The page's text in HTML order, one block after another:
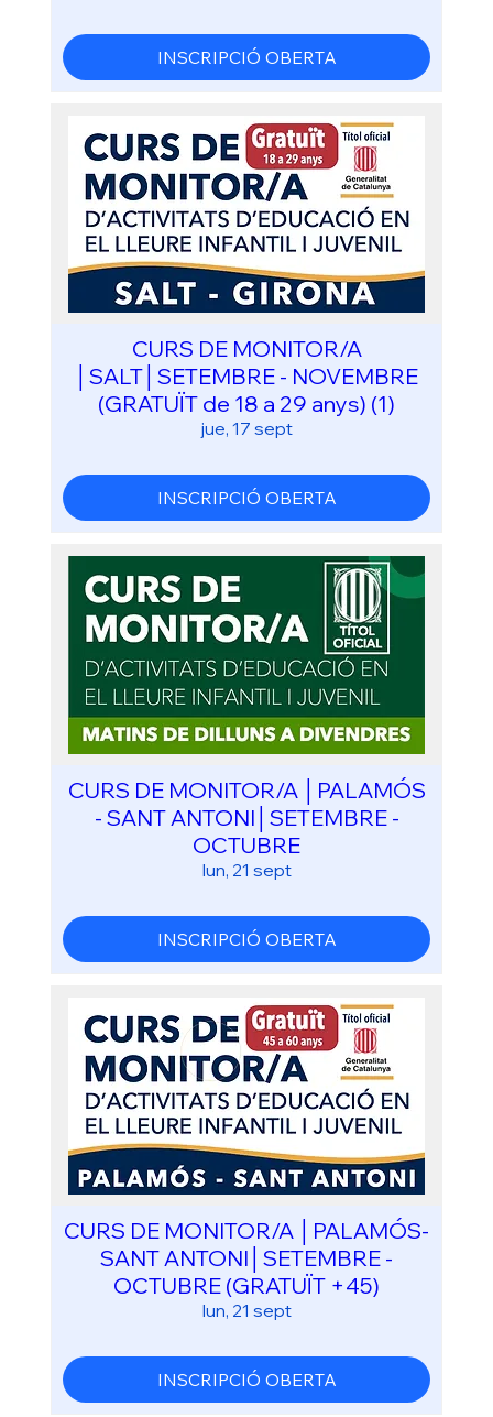
INSCRIPCIÓ OBERTA
CURS DE MONITOR/A
│SALT│SETEMBRE - NOVEMBRE
(GRATUÏT de 18 a 29 anys) (1)
jue, 17 sept
INSCRIPCIÓ OBERTA
CURS DE MONITOR/A │PALAMÓS
- SANT ANTONI│SETEMBRE -
OCTUBRE
lun, 21 sept
INSCRIPCIÓ OBERTA
CURS DE MONITOR/A │PALAMÓS-
SANT ANTONI│SETEMBRE -
OCTUBRE (GRATUÏT +45)
lun, 21 sept
INSCRIPCIÓ OBERTA